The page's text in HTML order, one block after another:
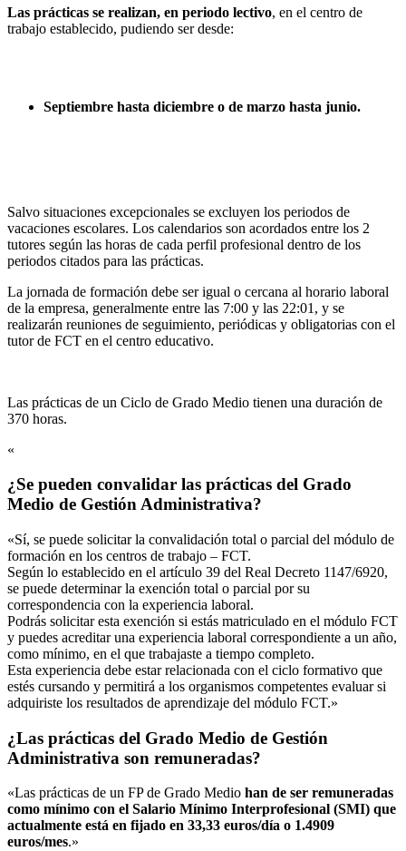
Las prácticas se realizan, en periodo lectivo, en el centro de
trabajo establecido, pudiendo ser desde:
Septiembre hasta diciembre o de marzo hasta junio.
Salvo situaciones excepcionales se excluyen los periodos de
vacaciones escolares. Los calendarios son acordados entre los 2
tutores según las horas de cada perfil profesional dentro de los
periodos citados para las prácticas.
La jornada de formación debe ser igual o cercana al horario laboral
de la empresa, generalmente entre las 7:00 y las 22:01, y se
realizarán reuniones de seguimiento, periódicas y obligatorias con el
tutor de FCT en el centro educativo.
Las prácticas de un Ciclo de Grado Medio tienen una duración de
370 horas.
«
¿Se pueden convalidar las prácticas del Grado
Medio de Gestión Administrativa?
«Sí, se puede solicitar la convalidación total o parcial del módulo de
formación en los centros de trabajo – FCT.
Según lo establecido en el artículo 39 del Real Decreto 1147/6920,
se puede determinar la exención total o parcial por su
correspondencia con la experiencia laboral.
Podrás solicitar esta exención si estás matriculado en el módulo FCT
y puedes acreditar una experiencia laboral correspondiente a un año,
como mínimo, en el que trabajaste a tiempo completo.
Esta experiencia debe estar relacionada con el ciclo formativo que
estés cursando y permitirá a los organismos competentes evaluar si
adquiriste los resultados de aprendizaje del módulo FCT.»
¿Las prácticas del Grado Medio de Gestión
Administrativa son remuneradas?
«Las prácticas de un FP de Grado Medio han de ser remuneradas
como mínimo con el Salario Mínimo Interprofesional (SMI) que
actualmente está en fijado en 33,33 euros/día o 1.4909
euros/mes.»